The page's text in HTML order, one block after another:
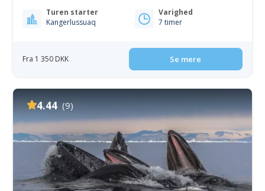
Turen starter
Kangerlussuaq
Varighed
7 timer
Fra 1 350 DKK Se mere
4.44 (9)